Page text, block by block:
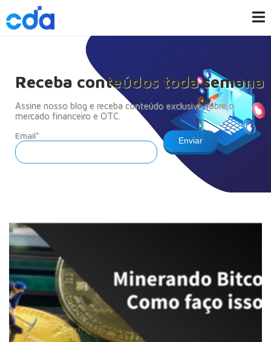
Receba conteúdos toda semana
Assine nosso blog e receba conteúdo exclusivo sobre o
mercado financeiro e OTC.
Email*